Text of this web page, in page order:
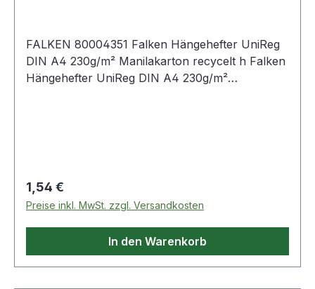
FALKEN 80004351 Falken Hängehefter UniReg
DIN A4 230g/m² Manilakarton recycelt h Falken
Hängehefter UniReg DIN A4 230g/m²
Regulärer Preis:
1,54 €
Preise inkl. MwSt. zzgl. Versandkosten
In den Warenkorb